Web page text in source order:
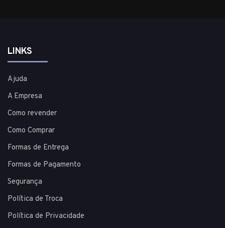
LINKS
Ajuda
A Empresa
Como revender
Como Comprar
Formas de Entrega
Formas de Pagamento
Segurança
Política de Troca
Política de Privacidade